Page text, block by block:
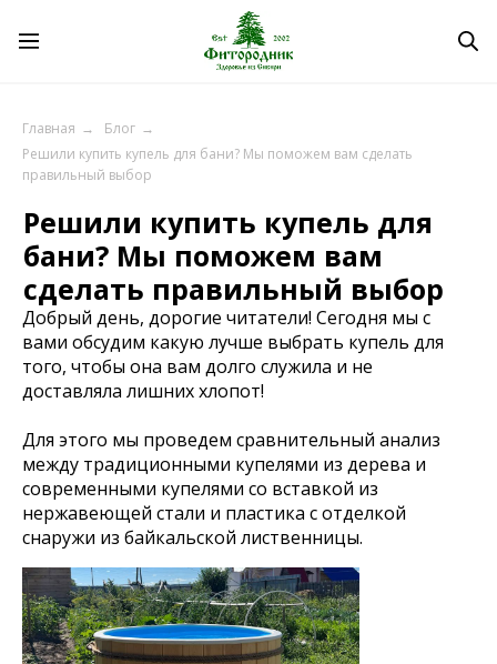
Главная → Блог →
Решили купить купель для бани? Мы поможем вам сделать
правильный выбор
Решили купить купель для
бани? Мы поможем вам
сделать правильный выбор
Добрый день, дорогие читатели! Сегодня мы с
вами обсудим какую лучше выбрать купель для
того, чтобы она вам долго служила и не
доставляла лишних хлопот!
Для этого мы проведем сравнительный анализ
между традиционными купелями из дерева и
современными купелями со вставкой из
нержавеющей стали и пластика с отделкой
снаружи из байкальской лиственницы.